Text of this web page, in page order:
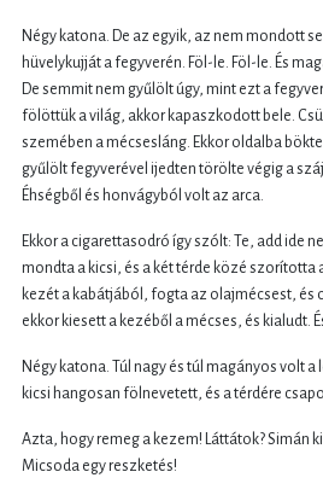
Négy katona. De az egyik, az nem mondott
hüvelykujját a fegyverén. Föl-le. Föl-le. És
De semmit nem gyűlölt úgy, mint ezt a
fölöttük a világ, akkor kapaszkodott bele.
szemében a mécsesláng. Ekkor oldalba
gyűlölt fegyverével ijedten törölte végig a
Éhségből és honvágyból volt az arca.
Ekkor a cigarettasodró így szólt: Te, add ide
mondta a kicsi, és a két térde közé szorította
kezét a kabátjából, fogta az olajmécsest, és
ekkor kiesett a kezéből a mécses, és kialudt.
Négy katona. Túl nagy és túl magányos volt
kicsi hangosan fölnevetett, és a térdére
Azta, hogy remeg a kezem! Láttátok? Simán
Micsoda egy reszketés!